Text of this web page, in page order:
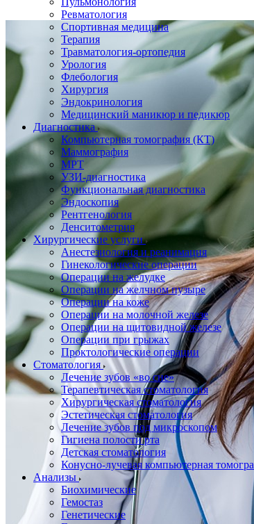
Ревматология
Спортивная медицина
Терапия
Травматология-ортопедия
Урология
Флебология
Хирургия
Эндокринология
Медицинский маникюр и педикюр
Диагностика
Компьютерная томография (КТ)
Маммография
МРТ
УЗИ-диагностика
Функциональная диагностика
Эндоскопия
Рентгенология
Денситометрия
Хирургические услуги
Анестезиология и реанимация
Гинекологические операции
Операции на желудке
Операции на желчном пузыре
Операции на коже
Операции на молочной железе
Операции на щитовидной железе
Операции при грыжах
Проктологические операции
Стоматология
Лечение зубов «во сне»
Терапевтическая стоматология
Хирургическая стоматология
Эстетическая стоматология
Лечение зубов под микроскопом
Гигиена полости рта
Детская стоматология
Конусно-лучевая компьютерная
Анализы
Биохимические
Гемостаз
Генетические